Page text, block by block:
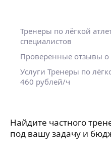
Тренеры по лёгкой
специалистов
Проверенные отзывы о
Услуги Тренеры по
460 рублей/ч
Найдите частного
под вашу задачу и